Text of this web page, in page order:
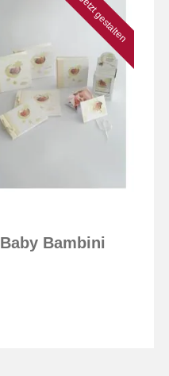
Jetzt gestalten
Baby Bambini